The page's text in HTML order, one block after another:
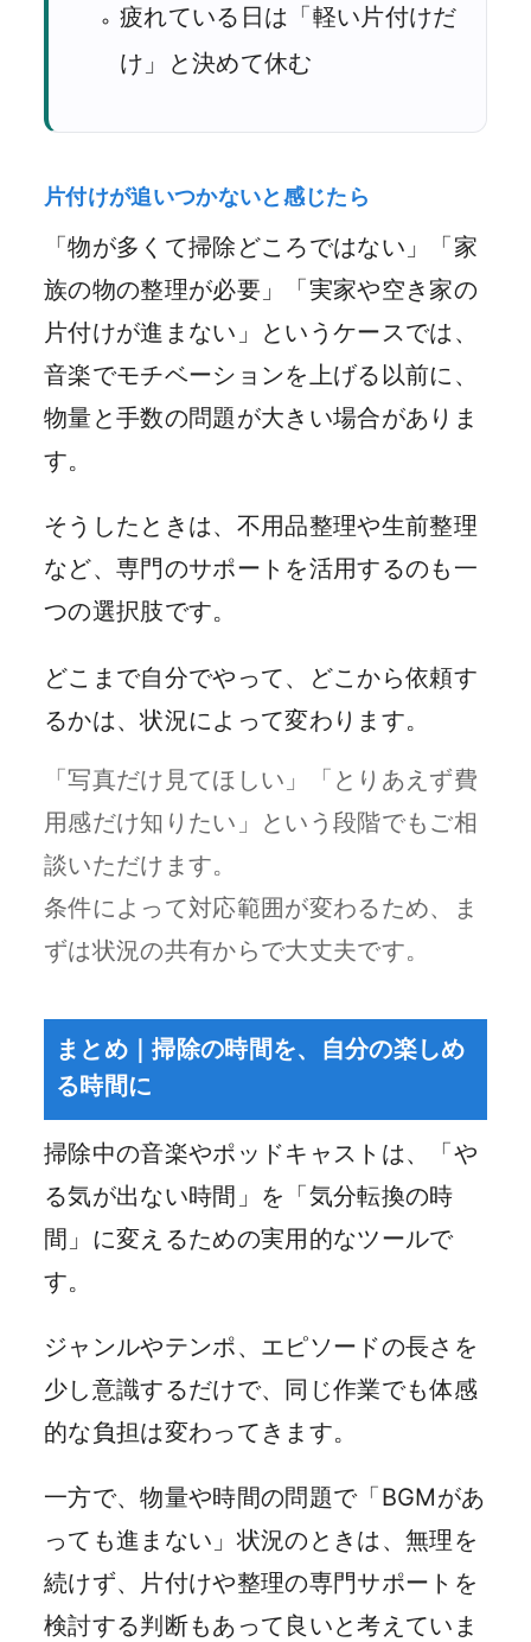
疲れている日は「軽い片付けだ
け」と決めて休む
片付けが追いつかないと感じたら
「物が多くて掃除どころではない」「家
族の物の整理が必要」「実家や空き家の
片付けが進まない」というケースでは、
音楽でモチベーションを上げる以前に、
物量と手数の問題が大きい場合がありま
す。
そうしたときは、不用品整理や生前整理
など、専門のサポートを活用するのも一
つの選択肢です。
どこまで自分でやって、どこから依頼す
るかは、状況によって変わります。
「写真だけ見てほしい」「とりあえず費
用感だけ知りたい」という段階でもご相
談いただけます。
条件によって対応範囲が変わるため、ま
ずは状況の共有からで大丈夫です。
まとめ｜掃除の時間を、自分の楽しめ
る時間に
掃除中の音楽やポッドキャストは、「や
る気が出ない時間」を「気分転換の時
間」に変えるための実用的なツールで
す。
ジャンルやテンポ、エピソードの長さを
少し意識するだけで、同じ作業でも体感
的な負担は変わってきます。
一方で、物量や時間の問題で「BGMがあ
っても進まない」状況のときは、無理を
続けず、片付けや整理の専門サポートを
検討する判断もあって良いと考えていま